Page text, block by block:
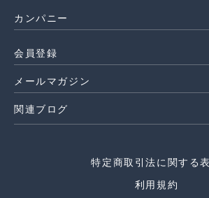
カンパニー
会員登録
メールマガジン
関連ブログ
特定商取引法に関する
利用規約